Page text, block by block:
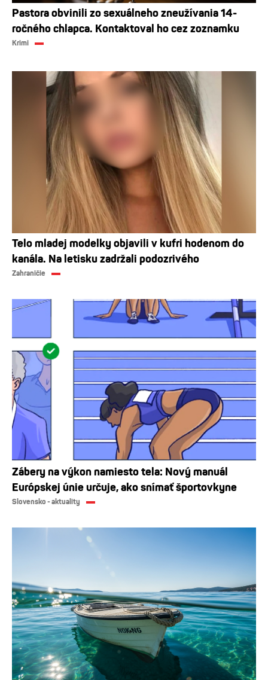
Pastora obvinili zo sexuálneho zneužívania 14-
ročného chlapca. Kontaktoval ho cez zoznamku
Krimi
Telo mladej modelky objavili v kufri hodenom do
kanála. Na letisku zadržali podozrivého
Zahraničie
Zábery na výkon namiesto tela: Nový manuál
Európskej únie určuje, ako snímať športovkyne
Slovensko - aktuality